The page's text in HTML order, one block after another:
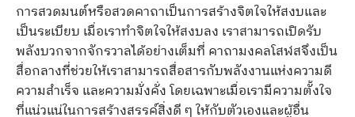
การสวดมนต์หรือสวดคาถาเป็นการสร้างจิตใจให้สงบและ
เป็นระเบียบ เมื่อเราทำจิตใจให้สงบลง เราสามารถเปิดรับ
พลังบวกจากจักรวาลได้อย่างเต็มที่ คาถามงคลโสฬสจึงเป็น
สื่อกลางที่ช่วยให้เราสามารถสื่อสารกับพลังงานแห่งความดี
ความสำเร็จ และความมั่งคั่ง โดยเฉพาะเมื่อเรามีความตั้งใจ
ที่แน่วแน่ในการสร้างสรรค์สิ่งดี ๆ ให้กับตัวเองและผู้อื่น